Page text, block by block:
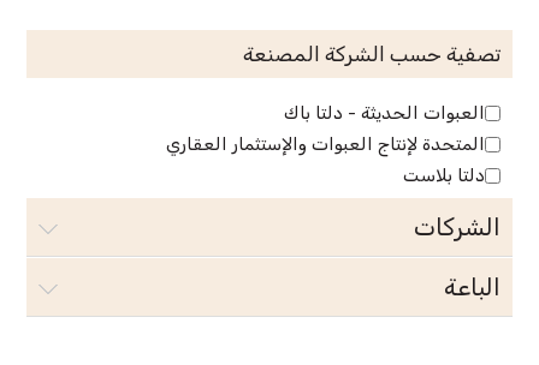
تصفية حسب الشركة المصنعة
العبوات الحديثة - دلتا باك
المتحدة لإنتاج العبوات والإستثمار العقاري
دلتا بلاست
الشركات
الباعة